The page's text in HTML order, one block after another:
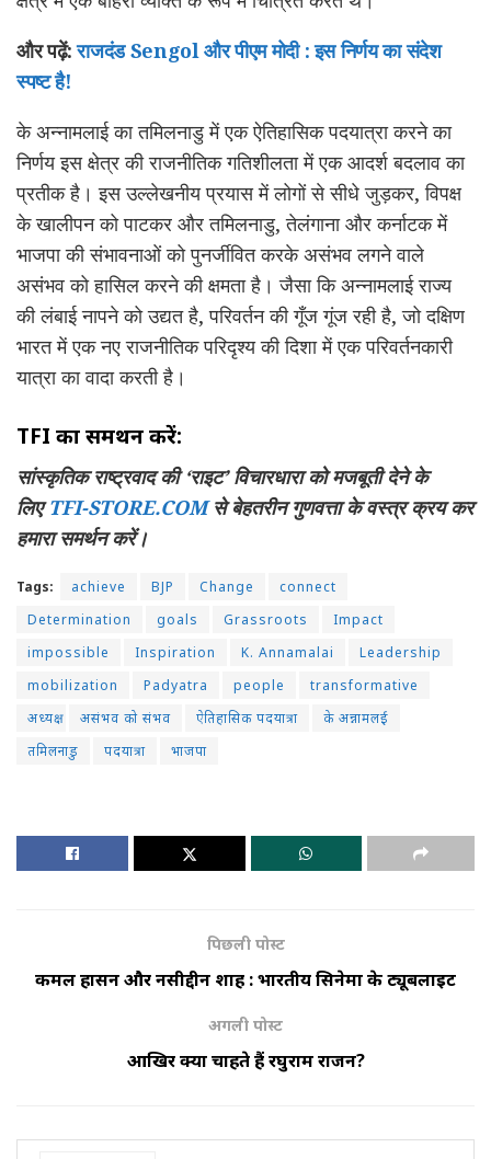
और पढ़ें:राजदंड Sengol और पीएम मोदी : इस निर्णय का संदेश
स्पष्ट है!
के अन्नामलाई का तमिलनाडु में एक ऐतिहासिक पदयात्रा करने का
निर्णय इस क्षेत्र की राजनीतिक गतिशीलता में एक आदर्श बदलाव का
प्रतीक है। इस उल्लेखनीय प्रयास में लोगों से सीधे जुड़कर, विपक्ष
के खालीपन को पाटकर और तमिलनाडु, तेलंगाना और कर्नाटक में
भाजपा की संभावनाओं को पुनर्जीवित करके असंभव लगने वाले
असंभव को हासिल करने की क्षमता है। जैसा कि अन्नामलाई राज्य
की लंबाई नापने को उद्यत है, परिवर्तन की गूँज गूंज रही है, जो दक्षिण
भारत में एक नए राजनीतिक परिदृश्य की दिशा में एक परिवर्तनकारी
यात्रा का वादा करती है।
TFI का समर्थन करें:
सांस्कृतिक राष्ट्रवाद की ‘राइट’ विचारधारा को मजबूती देने के
लिएTFI-STORE.COMसे बेहतरीन गुणवत्ता के वस्त्र क्रय कर
हमारा समर्थन करें।
Tags: achieve BJP Change
connect
Determination
goals Grassroots
Impact
impossible
Inspiration K. Annamalai
Leadership
mobilization
Padyatra people
transformative
अध्यक्ष
असंभव को संभव ऐतिहासिक पदयात्रा
के अन्नामलई
तमिलनाडु
पदयात्रा भाजपा
पिछली पोस्ट
कमल हासन और नसीरुद्दीन शाह : भारतीय सिनेमा के ट्यूबलाइट
अगली पोस्ट
आखिर क्या चाहते हैं रघुराम राजन?